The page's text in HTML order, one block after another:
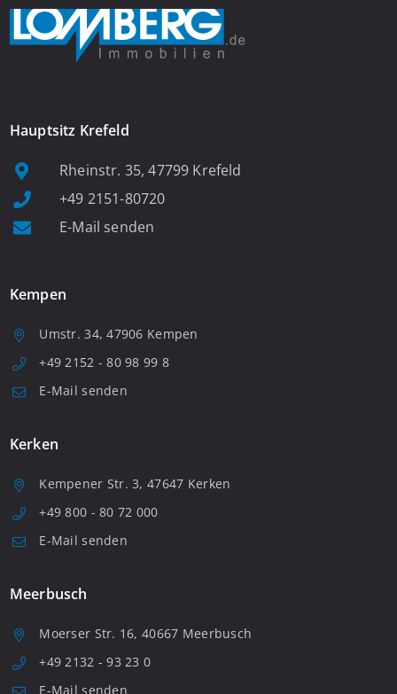
Hauptsitz Krefeld
Rheinstr. 35, 47799 Krefeld
+49 2151-80720
E-Mail senden
Kempen
Umstr. 34, 47906 Kempen
+49 2152 - 80 98 99 8
E-Mail senden
Kerken
Kempener Str. 3, 47647 Kerken
+49 800 - 80 72 000
E-Mail senden
Meerbusch
Moerser Str. 16, 40667 Meerbusch
+49 2132 - 93 23 0
E-Mail senden